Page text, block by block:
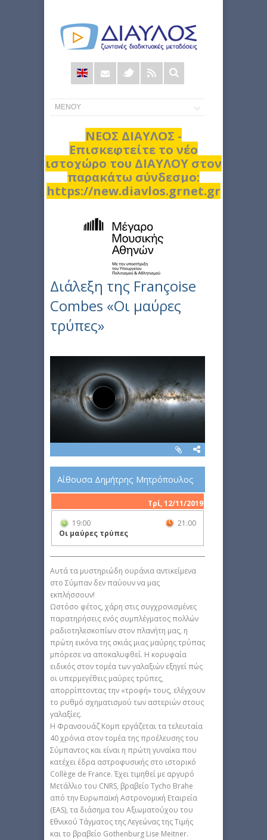
Φόρμα
αναζήτησης
ΝΕΟΣ ΔΙΑΥΛΟΣ -
Επισκεφτείτε το νέο
ιστοχώρο του ΔΙΑΥΛΟΥ στον
παρακάτω σύνδεσμο:
https://new.diavlos.grnet.gr
Διάλεξη της Françoise
Combes «Οι μαύρες
τρύπες»
Αίθουσα Δημήτρης Μητρόπουλος
Τρί, 12/11/2019
19:00
21:00
Οι μαύρες τρύπες
Αυτά τα μυστηριώδη ουράνια αντικείμενα
στο Σύμπαν δεν παύουν να μας
εκπλήσσουν!
Ωστόσο φέτος, χάρη στις συγχρονισμένες
παρατηρήσεις ενός συμπλέγματος πολλών
ραδιοτηλεσκοπίων στον πλανήτη μας, η
πρώτη εικόνα της σκιάς μιας μαύρης τρύπας
μπόρεσε να αποκαλυφθεί. Η κορυφαία
ειδικός στον τομέα των γαλαξιών εξηγεί πώς
οι υπερμεγέθεις μαύρες τρύπες,
απορρίπτοντας την «τροφή» τους, ελέγχουν
το ρυθμό σχηματισμού των αστεριών στους
γαλαξίες.
Η Φρανσουάζ Κομπ εργάζεται τα τελευταία
40 χρόνια στον τομέα της προέλευσης του
Σύμπαντος και είναι η πρώτη γυναίκα που
κατέχει έδρα αστροφυσικής στο ιστορικό
Collège de France. Έχει τιμηθεί με αργυρό
Μετάλλιο του CNRS, βραβείο Tycho Brahe
από την Ευρωπαϊκή Αστρονομική Εταιρεία
(EAS), τα διάσημα του Αξιωματούχου του
Εθνικού Τάγματος της Λεγεώνας της Τιμής
και το βραβείο Gothenburg Lise Meitner.